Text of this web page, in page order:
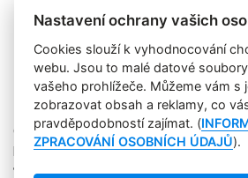
Zapomněli jste
Copyright © 2004-2020 Focus Agency,
podmínek. ISSN 1803-957X
Jakékoliv publikování, přebírání nebo
Nastavení ochrany vašich
Cookies slouží k vyhodnocování
webu. Jsou to malé datové
vašeho prohlížeče. Můžeme vám s
zobrazovat obsah a reklamy, co
pravděpodobností zajímat. (
ZPRACOVÁNÍ OSOBNÍCH ÚDAJŮ).